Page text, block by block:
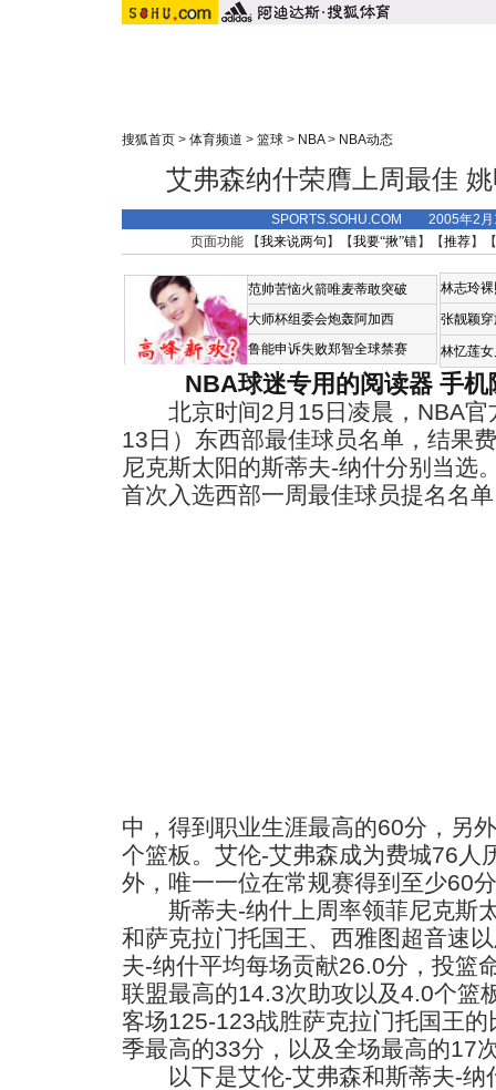
搜狐首页 > 体育频道 > 篮球 > NBA> NBA动态
艾弗森纳什荣膺上周最佳
SPORTS.SOHU.COM 2005年2
页面功能 【我来说两句 】【我要“揪”错】【推荐】
范帅苦恼火箭唯麦蒂敢突破
大师杯组委会炮轰阿加西
鲁能申诉失败郑智全球禁赛
林志玲
张靓颖
林忆莲
NBA球迷专用的阅读器 手机
北京时间2月15日凌晨，NBA官
13日）东西部最佳球员名单，结果
尼克斯太阳的斯蒂夫-纳什分别当选
首次入选西部一周最佳球员提名名
中，得到职业生涯最高的60分，另
个篮板。艾伦-艾弗森成为费城76人
外，唯一一位在常规赛得到至少60
斯蒂夫-纳什上周率领菲尼克斯
和萨克拉门托国王、西雅图超音速
夫-纳什平均每场贡献26.0分，投篮
联盟最高的14.3次助攻以及4.0个篮
客场125-123战胜萨克拉门托国王
季最高的33分，以及全场最高的17
以下是艾伦-艾弗森和斯蒂夫-纳